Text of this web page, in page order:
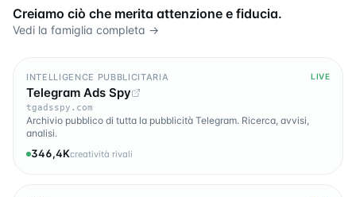
Creiamo ciò che merita attenzione e fiducia.
Vedi la famiglia completa →
INTELLIGENCE PUBBLICITARIA LIVE
Telegram Ads Spy
tgadsspy.com
Archivio pubblico di tutta la pubblicità Telegram. Ricerca, avvisi,
analisi.
346,4Kcreatività rivali